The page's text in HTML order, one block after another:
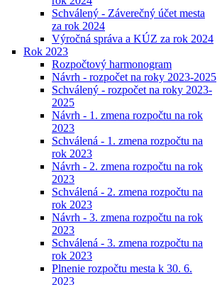
Schválený - Záverečný účet mesta
za rok 2024
Výročná správa a KÚZ za rok 2024
Rok 2023
Rozpočtový harmonogram
Návrh - rozpočet na roky 2023-2025
Schválený - rozpočet na roky 2023-
2025
Návrh - 1. zmena rozpočtu na rok
2023
Schválená - 1. zmena rozpočtu na
rok 2023
Návrh - 2. zmena rozpočtu na rok
2023
Schválená - 2. zmena rozpočtu na
rok 2023
Návrh - 3. zmena rozpočtu na rok
2023
Schválená - 3. zmena rozpočtu na
rok 2023
Plnenie rozpočtu mesta k 30. 6.
2023